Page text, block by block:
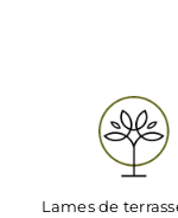
Lames de